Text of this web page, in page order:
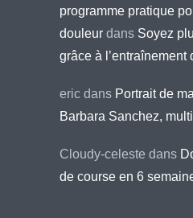
programme pratique
douleur dans Soyez
grâce à l’entraînement
eric dans Portrait de
Barbara Sanchez,
Cloudy-celeste dans
de course en 6